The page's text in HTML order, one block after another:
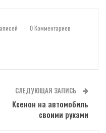
0 Комментариев
СЛЕДУЮЩАЯ ЗАПИСЬ
Ксенон на автомобиль
своими руками